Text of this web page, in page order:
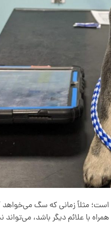
مثلاً زمانی که سگ می‌خواهد
با علائم دیگر باشد، می‌تواند